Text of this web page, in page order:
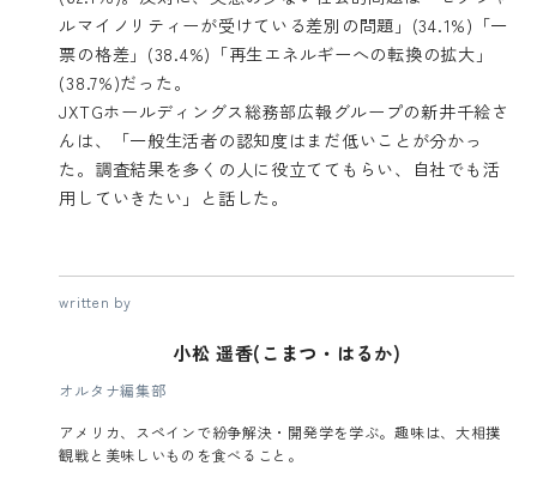
ルマイノリティーが受けている差別の問題」(34.1%)「一
票の格差」(38.4%)「再生エネルギーへの転換の拡大」
(38.7%)だった。
JXTGホールディングス総務部広報グループの新井千絵さ
んは、「一般生活者の認知度はまだ低いことが分かっ
た。調査結果を多くの人に役立ててもらい、自社でも活
用していきたい」と話した。
written by
小松 遥香(こまつ・はるか)
オルタナ編集部
アメリカ、スペインで紛争解決・開発学を学ぶ。趣味は、大相撲
観戦と美味しいものを食べること。